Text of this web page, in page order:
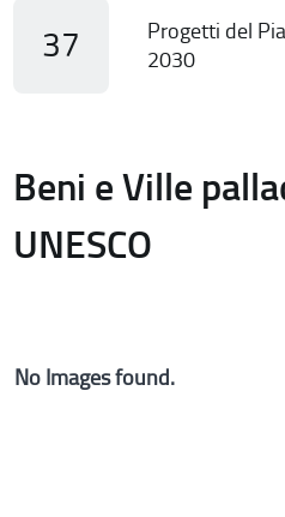
37
Progetti del
2030
Beni e Ville
UNESCO
No Images found.